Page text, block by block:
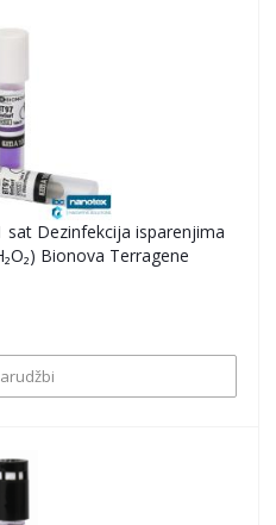
Dezinfekcija isparenjima
Bionova Terragene